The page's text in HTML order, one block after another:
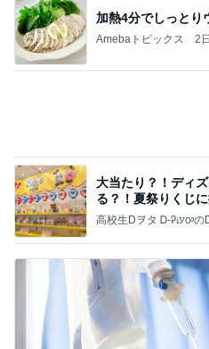
日東駒専や産近甲
される、のかもし
Bank of Dreamの公営
驚いたマンション
Amebaトピックス 1
【秩父鉄道】８/２
秩父鉄道に遊びに
秩父市議会議員 黒澤
ba